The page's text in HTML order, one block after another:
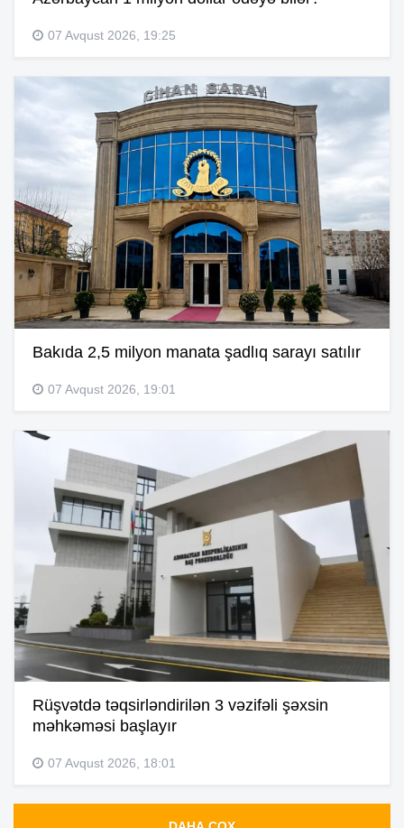
07 Avqust 2026, 19:25
Bakıda 2,5 milyon manata şadlıq sarayı satılır
07 Avqust 2026, 19:01
Rüşvətdə təqsirləndirilən 3 vəzifəli şəxsin
məhkəməsi başlayır
07 Avqust 2026, 18:01